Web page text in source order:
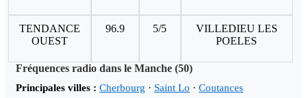
TENDANCE
OUEST
96.9 5/5
VILLEDIEU LES
POELES
Fréquences radio dans le Manche (50)
Principales villes : Cherbourg · Saint Lo · Coutances